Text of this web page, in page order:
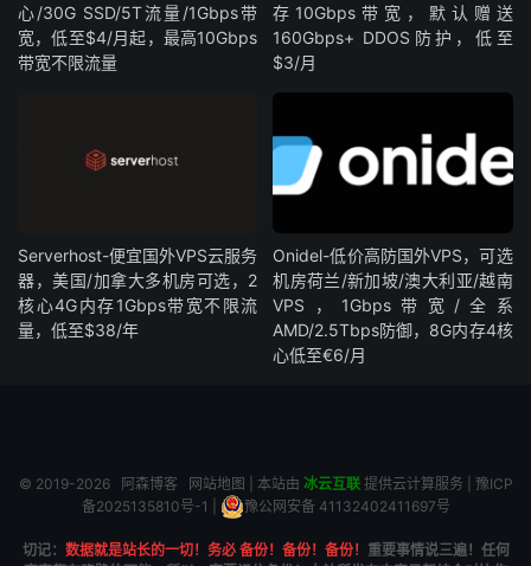
心/30G SSD/5T流量/1Gbps带
宽，低至$4/月起，最高10Gbps
带宽不限流量
存10Gbps带宽，默认赠送
160Gbps+ DDOS防护，低至
$3/月
Serverhost-便宜国外VPS云服务
器，美国/加拿大多机房可选，2
核心4G内存1Gbps带宽不限流
量，低至$38/年
Onidel-低价高防国外VPS，可选
机房荷兰/新加坡/澳大利亚/越南
VPS，1Gbps带宽/全系
AMD/2.5Tbps防御，8G内存4核
心低至€6/月
© 2019-2026 阿森博客 网站地图 | 本站由 冰云互联提供云计算服务 | 豫ICP
备2025135810号-1
豫公网安备 41132402411697号
切记： 数据就是站长的一切！务必 备份！备份！备份！ 重要事情说三遍！任何